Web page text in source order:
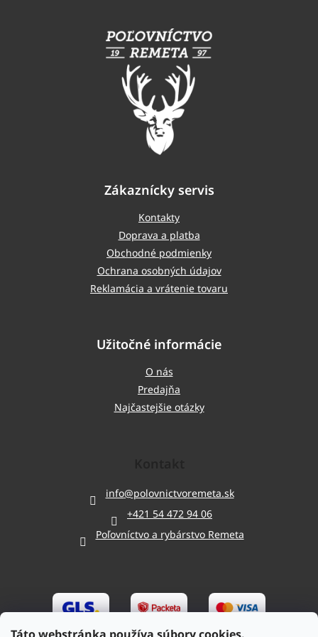
Zákaznícky servis
Kontakty
Doprava a platba
Obchodné podmienky
Ochrana osobných údajov
Reklamácia a vrátenie tovaru
Užitočné informácie
O nás
Predajňa
Najčastejšie otázky
info@polovnictvoremeta.sk
+421 54 472 94 06
Poľovníctvo a rybárstvo Remeta